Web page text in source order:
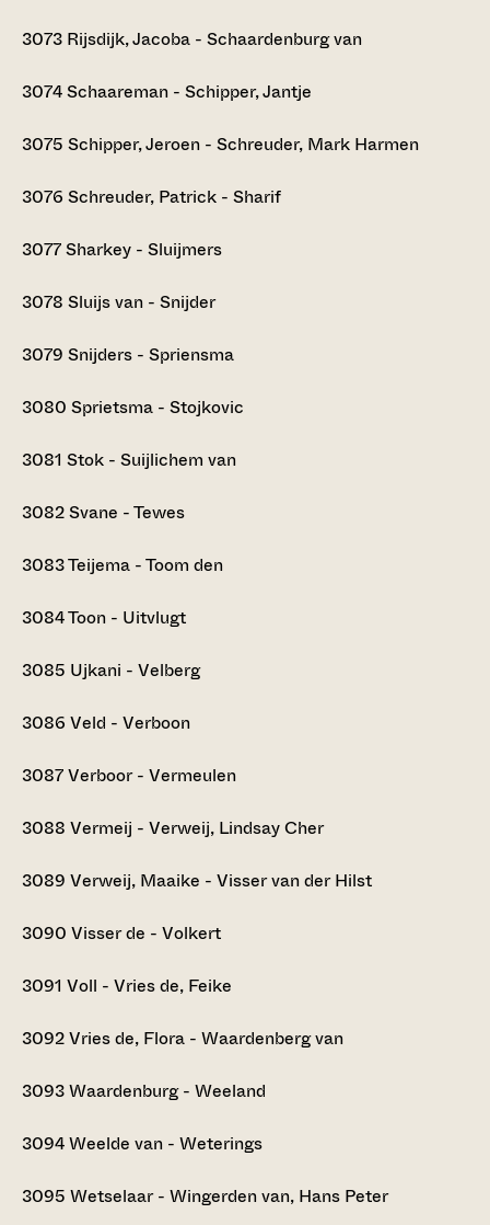
3073 Rijsdijk, Jacoba - Schaardenburg van
3074Schaareman - Schipper, Jantje
3075 Schipper, Jeroen - Schreuder, Mark Harmen
3076 Schreuder, Patrick - Sharif
3077Sharkey - Sluijmers
3078 Sluijs van - Snijder
3079 Snijders - Spriensma
3080 Sprietsma - Stojkovic
3081 Stok - Suijlichem van
3082Svane - Tewes
3083Teijema - Toom den
3084Toon - Uitvlugt
3085 Ujkani - Velberg
3086 Veld - Verboon
3087Verboor - Vermeulen
3088 Vermeij - Verweij, Lindsay Cher
3089 Verweij, Maaike - Visser van der Hilst
3090 Visser de - Volkert
3091 Voll - Vries de, Feike
3092Vries de, Flora - Waardenberg van
3093Waardenburg - Weeland
3094Weelde van - Weterings
3095 Wetselaar - Wingerden van, Hans Peter